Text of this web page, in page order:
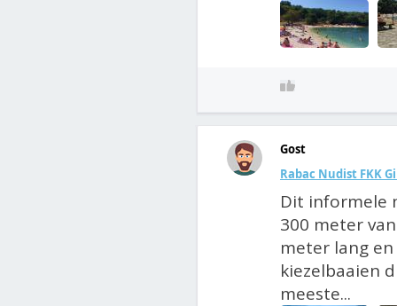
Gost
Rabac Nudist FKK
Dit informele
300 meter
meter lang
kiezelbaaien
meeste...